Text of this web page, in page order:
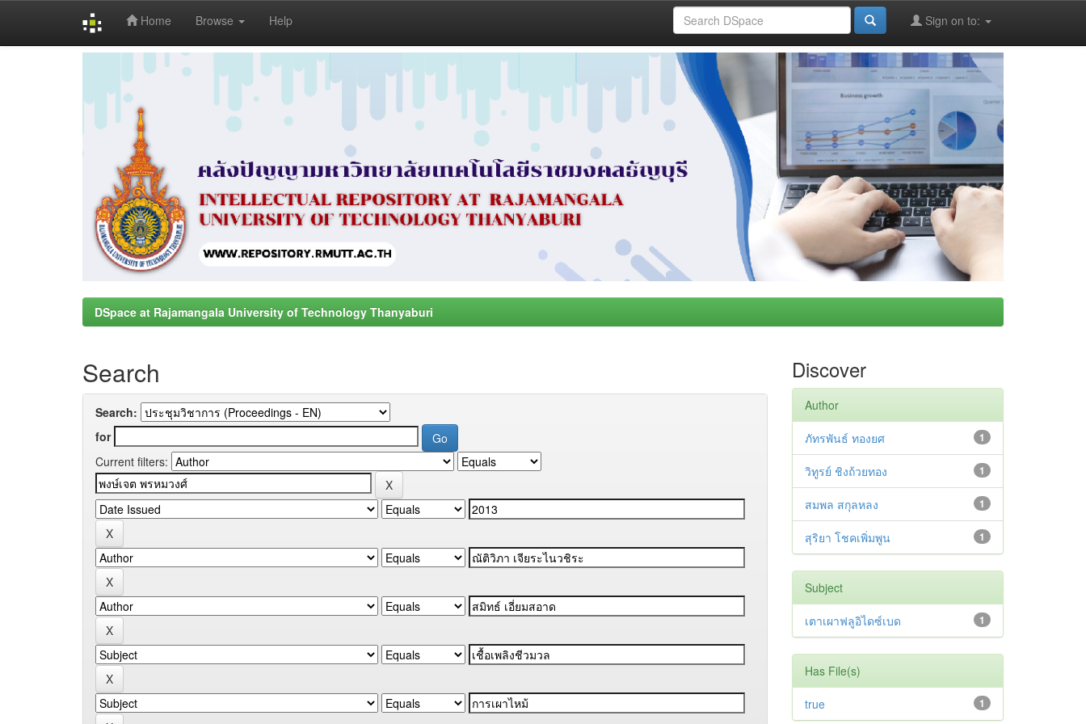
Home Browse Help Sign on to:
DSpace at Rajamangala University of Technology Thanyaburi
Search
Search:
for
Current filters:
Discover
Author
1
ภัทรพันธ์ ทองยศ
1
วิทูรย์ ชิงถ้วยทอง
1
สมพล สกุลหลง
1
สุริยา โชคเพิ่มพูน
Subject
1
เตาเผาฟลูอิไดซ์เบด
Has File(s)
1
true